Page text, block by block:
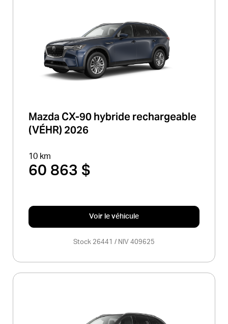
Mazda CX-90 hybride rechargeable
(VÉHR) 2026
10 km
60 863 $
Voir le véhicule
Stock 26441 / NIV 409625